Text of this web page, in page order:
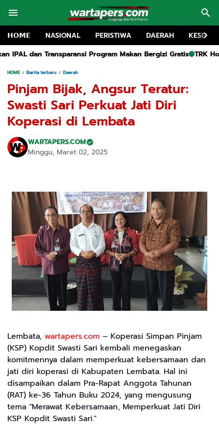
𝗛𝗢𝗠𝗘 NASIONAL PERISTIWA DAERAH
Makan Bergizi Gratis TRK Houlding Soroti Kinerja
HOME Barita terbaru Daerah
Pinjam Bijak, Angsur Teratur:
Swasti Sari Perkuat Jati Diri
Koperasi di Lembata
WARTAPERS.COM
Minggu, Maret 02, 2025
Lembata, wartapers.com – Koperasi Simpan Pinjam
(KSP) Kopdit Swasti Sari kembali menegaskan
komitmennya dalam memperkuat kebersamaan dan
jati diri koperasi di Kabupaten Lembata. Hal ini
disampaikan dalam Pra-Rapat Anggota Tahunan
(RAT) ke-36 Tahun Buku 2024, yang mengusung
tema "Merawat Kebersamaan, Memperkuat Jati Diri
KSP Kopdit Swasti Sari."